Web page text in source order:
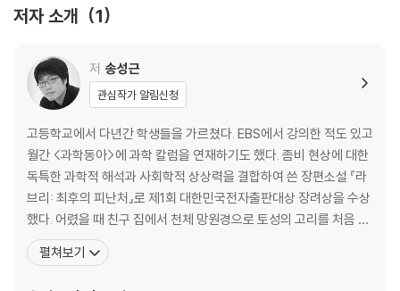
나눈다. 두 남자아이의 몸싸움은 두 교사를 언덕 아래 보리밭으로 불러들
들과 두 교사가 다시 언덕을 올랐을 때 그들 눈앞의 보리밭에는 조금 전까
지는 없었던 무언가가 펼쳐져 있었다.
보리가 누워 있었다. 도저히 사람이 만들었다고는 믿기지 않는 모양으로.
있었다. 쓰러진 보리 사이를 헤매던 중 스마트폰이 망가지고, 경찰들이 오
고, 수확을 앞두고 있던 보리밭 주인이 현장을 보고 망연자실했던 소동이
일어난 그날 밤, 이 소설의 등장인물들의 미래와 이야기의 향방을 바꿀 특
별한 만남이 이루어진다.
칼 세이건의 책을 즐겨 탐독하는 과학 교사 이진우, 여름이 가까워진 밤의
보리밭에서 낭만을 즐기고 싶었던 중창단원 셋과 천문 동아리원 넷은 쓰러
진 보리들이 만들어낸 기하학적인 도형 한가운데에서 만난다. (이 만남은
저자 소개 1
저 송성근
관심작가 알림신청
고등학교에서 다년간 학생들을 가르쳤다. EBS에서 강의한 적도 있고
월간 <과학동아>에 과학 칼럼을 연재하기도 했다. 좀비 현상에 대한
독특한 과학적 해석과 사회학적 상상력을 결합하여 쓴 장편소설 『라
브리: 최후의 피난처』로 제1회 대한민국전자출판대상 장려상을 수상
했다. 어렸을 때 친구 집에서 천체 망원경으로 토성의 고리를 처음 본
후 별과 과학에 빠졌다. 그러나 계산에 약해 문과를 선택했다. 대학에
와서 계산을 계산기로 하는 이과 친구들을 보며 후회했다. 그 뒤로도
펼쳐보기